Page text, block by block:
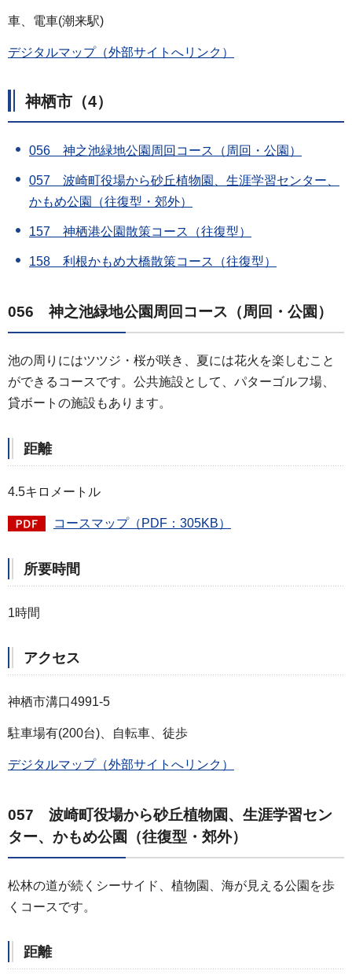
車、電車(潮来駅)
デジタルマップ（外部サイトへリンク）
神栖市 （4）
056 神之池緑地公園周回コース（周回・公園）
057 波崎町役場から砂丘植物園、生涯学習センター、
かもめ公園（往復型・郊外）
157 神栖港公園散策コース（往復型）
158 利根かもめ大橋散策コース（往復型）
056 神之池緑地公園周回コース（周回・公園）
池の周りにはツツジ・桜が咲き、夏には花火を楽しむこと
ができるコースです。公共施設として、パターゴルフ場、
貸ボートの施設もあります。
距離
4.5キロメートル
コースマップ（PDF：305KB）
所要時間
1時間
アクセス
神栖市溝口4991-5
駐車場有(200台)、自転車、徒歩
デジタルマップ（外部サイトへリンク）
057 波崎町役場から砂丘植物園、生涯学習セン
ター、かもめ公園（往復型・郊外）
松林の道が続くシーサイド、植物園、海が見える公園を歩
くコースです。
距離